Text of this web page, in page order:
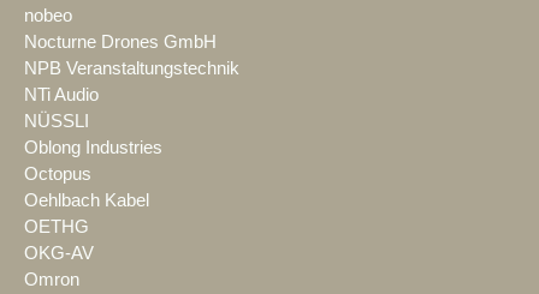
nobeo
Nocturne Drones GmbH
NPB Veranstaltungstechnik
NTi Audio
NÜSSLI
Oblong Industries
Octopus
Oehlbach Kabel
OETHG
OKG-AV
Omron